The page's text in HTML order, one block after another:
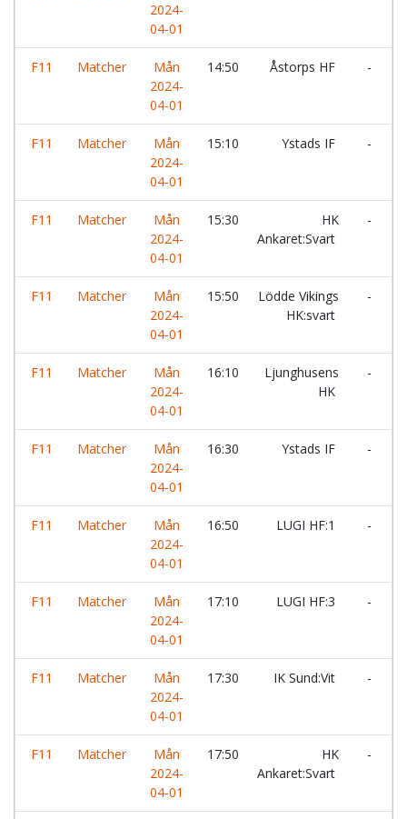
2024-
04-01
F11 Matcher
Mån
2024-
04-01
14:50 Åstorps HF -
F11 Matcher
Mån
2024-
04-01
15:10 Ystads IF -
F11 Matcher
Mån
2024-
04-01
15:30
HK
Ankaret:Svart
-
F11 Matcher
Mån
2024-
04-01
15:50
Lödde Vikings
HK:svart
-
F11 Matcher
Mån
2024-
04-01
16:10
Ljunghusens
HK
-
F11 Matcher
Mån
2024-
04-01
16:30 Ystads IF -
F11 Matcher
Mån
2024-
04-01
16:50 LUGI HF:1 -
F11 Matcher
Mån
2024-
04-01
17:10 LUGI HF:3 -
F11 Matcher
Mån
2024-
04-01
17:30 IK Sund:Vit -
F11 Matcher
Mån
2024-
04-01
17:50
HK
Ankaret:Svart
-